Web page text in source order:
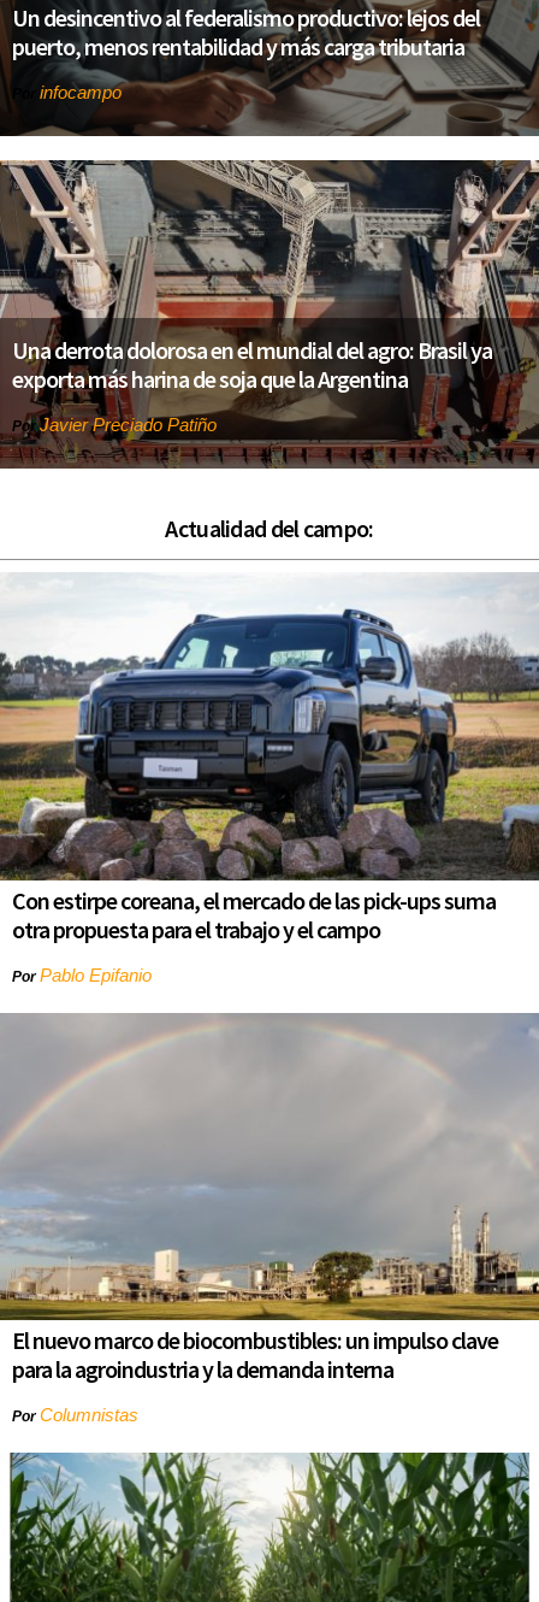
Un desincentivo al federalismo productivo: lejos del
puerto, menos rentabilidad y más carga tributaria
infocampo
Una derrota dolorosa en el mundial del agro: Brasil ya
exporta más harina de soja que la Argentina
PorJavier Preciado Patiño
Actualidad del campo:
Con estirpe coreana, el mercado de las pick-ups suma
otra propuesta para el trabajo y el campo
PorPablo Epifanio
El nuevo marco de biocombustibles: un impulso clave
para la agroindustria y la demanda interna
PorColumnistas